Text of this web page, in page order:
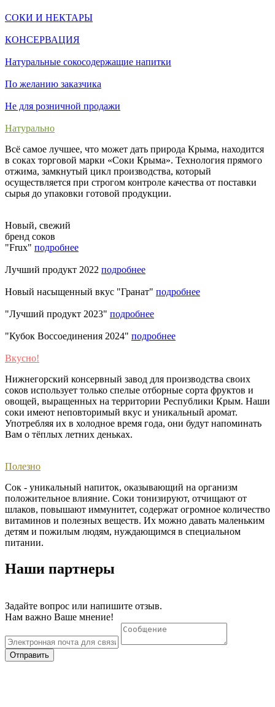
СОКИ И НЕКТАРЫ
КОНСЕРВАЦИЯ
Натуральные сокосодержащие напитки
По желанию заказчика
Не для розничной продажи
Натурально
Всё самое лучшее, что может дать природа Крыма, находится
в соках торговой марки «Соки Крыма». Технология прямого
отжима, замкнутый цикл производства, который
осуществляется при строгом контроле качества от поставки
сырья до упаковки готовой продукции.
Новый, свежий
бренд соков
"Frux" подробнее
Лучший продукт 2022 подробнее
Новый насыщенный вкус "Гранат" подробнее
"Лучший продукт 2023" подробнее
"Кубок Воссоединения 2024" подробнее
Вкусно!
Нижнегорский консервный завод для производства своих
соков использует только спелые отборные сорта фруктов и
овощей, выращенных на территории Республики Крым. Наши
соки имеют неповторимый вкус и уникальный аромат.
Употребляя их в холодное время года, они будут напоминать
Вам о тёплых летних деньках. ​
Полезно
Сок - уникальный напиток, оказывающий на организм
положительное влияние. Соки тонизируют, отчищают от
шлаков, повышают иммунитет, содержат огромное количество
витаминов и полезных веществ. Их можно давать маленьким
детям и пожилым людям, нуждающимся в специальном
питании.
Наши партнеры
Задайте вопрос или напишите отзыв.
Нам важно Ваше мнение!
Отправить